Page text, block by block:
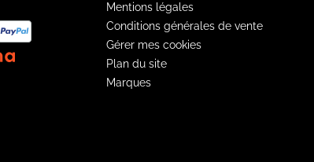
Mentions légales
Conditions générales de vente
Gérer mes cookies
Plan du site
Marques